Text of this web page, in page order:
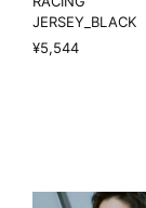
JERSEY_BLACK
¥5,544